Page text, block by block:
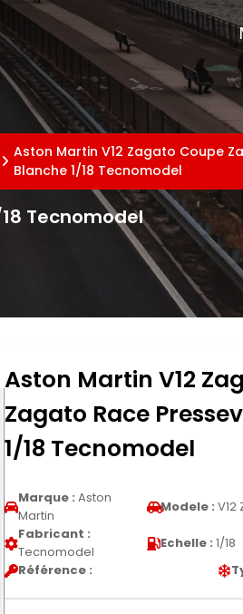
Aston Martin V12 Zagato Coupe
Blanche 1/18 Tecnomodel
Tecnomodel
Aston Martin V12
Zagato Race
1/18 Tecnomodel
Marque : Aston
Martin
Modele : V12
Fabricant :
Tecnomodel
Echelle : 1/18
Référence :